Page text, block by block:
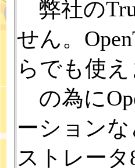
弊社の
せん。
らでも使
の為に
ーション
ストレー